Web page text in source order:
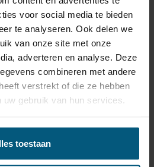
voor social media te bieden
te analyseren. Ook delen we
van onze site met onze
adverteren en analyse. Deze
combineren met andere
verstrekt of die ze hebben
gebruik van hun services.
toestaan
Ja
45-60 min.
Ga naar product pagina
(type 8V)met 13-polige
Olifant Trekhaken bestel je
inclusief 13-polige originele